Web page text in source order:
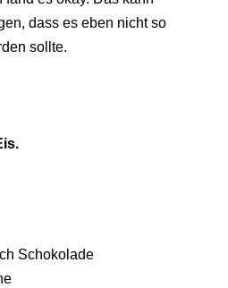
dass es eben nicht so
sollte.
Schokolade